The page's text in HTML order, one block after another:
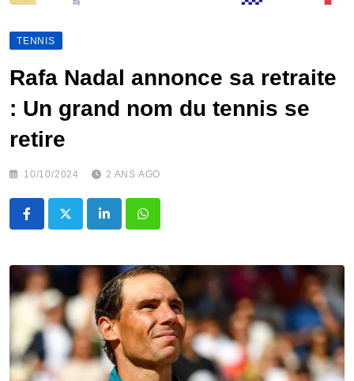
TENNIS
Rafa Nadal annonce sa retraite
: Un grand nom du tennis se
retire
10/10/2024 2 ANS AGO
LinkedInWhatsapp